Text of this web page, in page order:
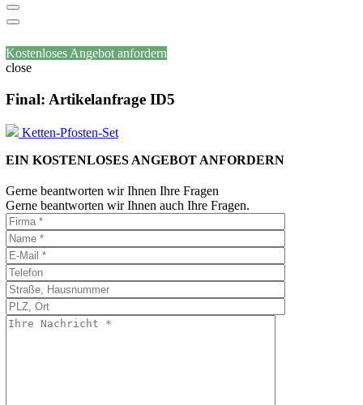
Kostenloses Angebot anfordern
close
Final: Artikelanfrage ID5
Ketten-Pfosten-Set
EIN KOSTENLOSES ANGEBOT ANFORDERN
Gerne beantworten wir Ihnen Ihre Fragen
Gerne beantworten wir Ihnen auch Ihre Fragen.